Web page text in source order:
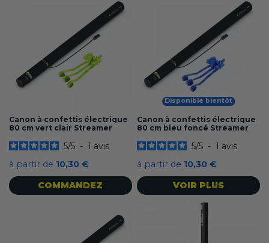
Canon à confettis électrique
80 cm vert clair Streamer
5/5 - 1 avis
à partir de 10,30 €
COMMANDEZ
Disponible bientôt
Canon à confettis électrique
80 cm bleu foncé Streamer
5/5 - 1 avis
à partir de 10,30 €
VOIR PLUS